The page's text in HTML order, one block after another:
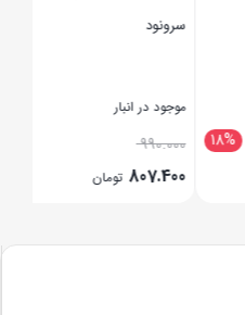
موجود در انبار
990.000
807.400 تومان